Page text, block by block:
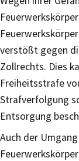
verstößt gegen
Zollrechts. Dies
Freiheitsstrafe
Strafverfolgung
Entsorgung
Auch der